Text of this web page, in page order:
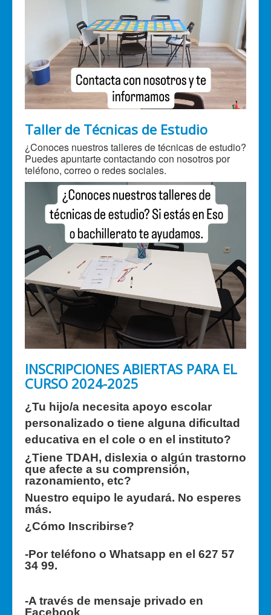
Taller de Técnicas de Estudio
¿Conoces nuestros talleres de técnicas de estudio?
Puedes apuntarte contactando con nosotros por
teléfono, correo o redes sociales.
INSCRIPCIONES ABIERTAS PARA EL
CURSO 2024-2025
¿Tu hijo/a necesita apoyo escolar
personalizado o tiene alguna dificultad
educativa en el cole o en el instituto?
¿Tiene TDAH, dislexia o algún trastorno
que afecte a su comprensión,
razonamiento, etc?
Nuestro equipo le ayudará. No esperes
más.
¿Cómo Inscribirse?
-Por teléfono o Whatsapp en el 627 57
34 99.
-A través de mensaje privado en
Facebook